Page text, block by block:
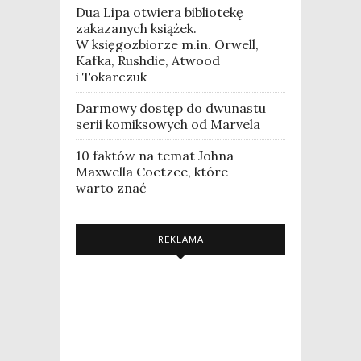
Dua Lipa otwiera bibliotekę
zakazanych książek.
W księgozbiorze m.in. Orwell,
Kafka, Rushdie, Atwood
i Tokarczuk
Darmowy dostęp do dwunastu
serii komiksowych od Marvela
10 faktów na temat Johna
Maxwella Coetzee, które
warto znać
REKLAMA